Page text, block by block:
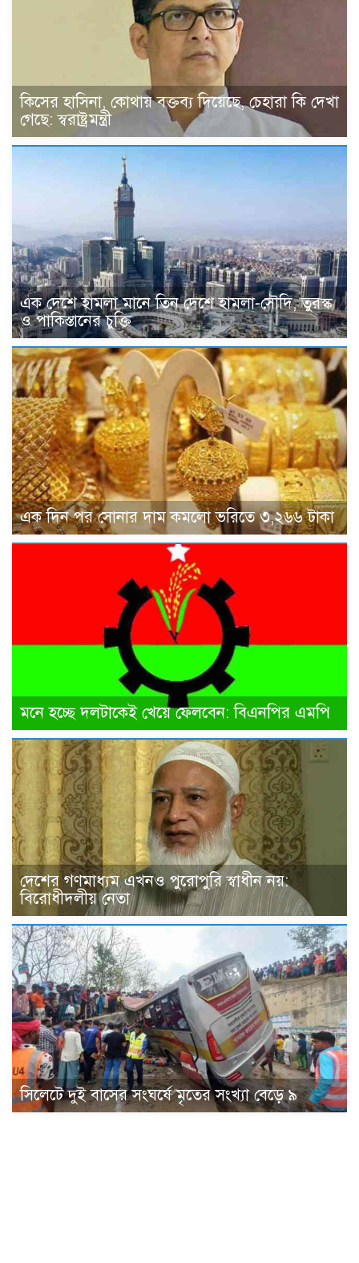
কিসের হাসিনা, কোথায় বক্তব্য দিয়েছে, চেহারা কি দেখা
গেছে: স্বরাষ্ট্রমন্ত্রী
এক দেশে হামলা মানে তিন দেশে হামলা-সৌদি, তুরস্ক
ও পাকিস্তানের চুক্তি
এক দিন পর সোনার দাম কমলো ভরিতে ৩,২৬৬ টাকা
মনে হচ্ছে দলটাকেই খেয়ে ফেলবেন: বিএনপির এমপি
দেশের গণমাধ্যম এখনও পুরোপুরি স্বাধীন নয়:
বিরোধীদলীয় নেতা
সিলেটে দুই বাসের সংঘর্ষে মৃতের সংখ্যা বেড়ে ৯